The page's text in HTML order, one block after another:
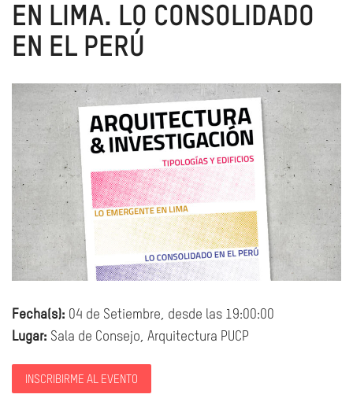
EN LIMA. LO CONSOLIDADO
EN EL PERÚ
Fecha(s): 04 de Setiembre, desde las 19:00:00
Lugar: Sala de Consejo, Arquitectura PUCP
INSCRIBIRME AL EVENTO